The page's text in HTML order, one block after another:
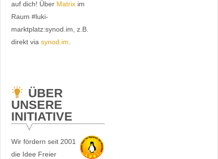
auf dich! Über Matrixim
Raum #luki-
marktplatz:synod.im, z.B.
direkt via synod.im
ÜBER
UNSERE
INITIATIVE
Wir fördern seit 2001
die Idee Freier